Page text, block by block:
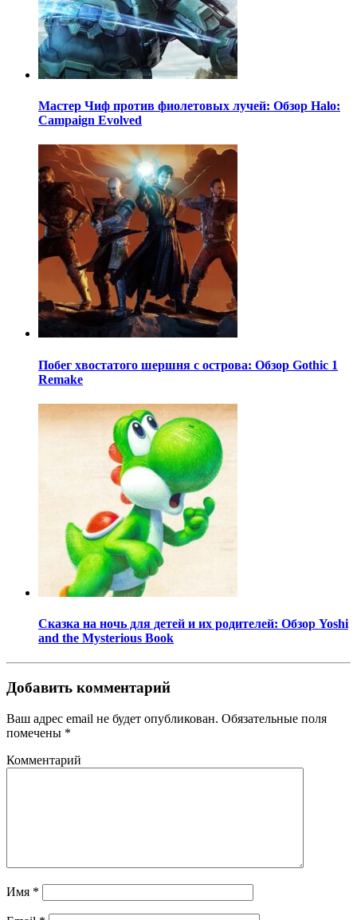
Мастер Чиф против фиолетовых лучей: Обзор Halo:
Campaign Evolved
Побег хвостатого шершня с острова: Обзор Gothic 1
Remake
Сказка на ночь для детей и их родителей: Обзор Yoshi
and the Mysterious Book
Добавить комментарий
Ваш адрес email не будет опубликован. Обязательные поля
помечены *
Комментарий
Имя *